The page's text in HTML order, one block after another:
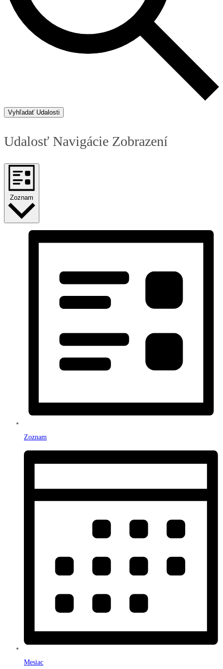
Vyhľadať Udalosti
Udalosť Navigácie Zobrazení
Zoznam
Zoznam
Mesiac